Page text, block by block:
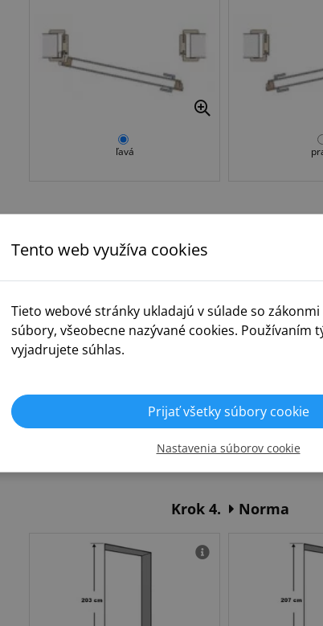
ľavá
WC - zamykanie PZ - vložka fab Bez otvoru
Krok 4. Norma
Tento web využíva cookies
Tieto webové stránky ukladajú v súlade so
súbory, všeobecne nazývané cookies. Používaním
vyjadrujete súhlas.
Prijať všetky súbory cookie
Nastavenia súborov cookie